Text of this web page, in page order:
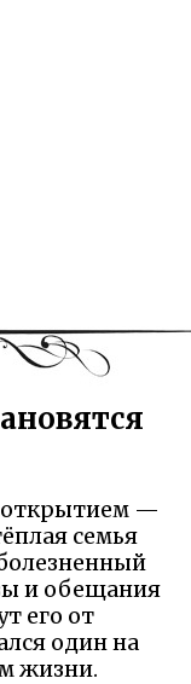
открытием —
семья
и обещания
его от
один на
жизни.